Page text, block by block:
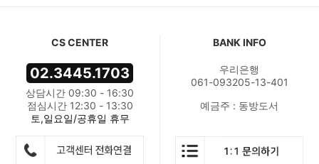
CS CENTER
02.3445.1703
상담시간 09:30 - 16:30
점심시간 12:30 - 13:30
토,일요일/공휴일 휴무
BANK INFO
우리은행
061-093205-13-401
예금주 : 동방도서